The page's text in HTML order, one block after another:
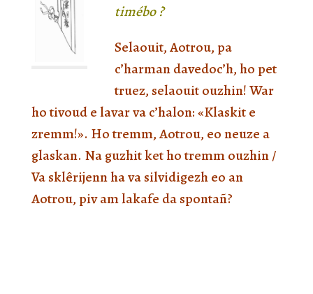
timébo ?
Selaouit, Aotrou, pa
c’harman davedoc’h, ho pet
truez, selaouit ouzhin! War
ho tivoud e lavar va c’halon: «Klaskit e
zremm!». Ho tremm, Aotrou, eo neuze a
glaskan. Na guzhit ket ho tremm ouzhin /
Va sklêrijenn ha va silvidigezh eo an
Aotrou, piv am lakafe da spontañ?